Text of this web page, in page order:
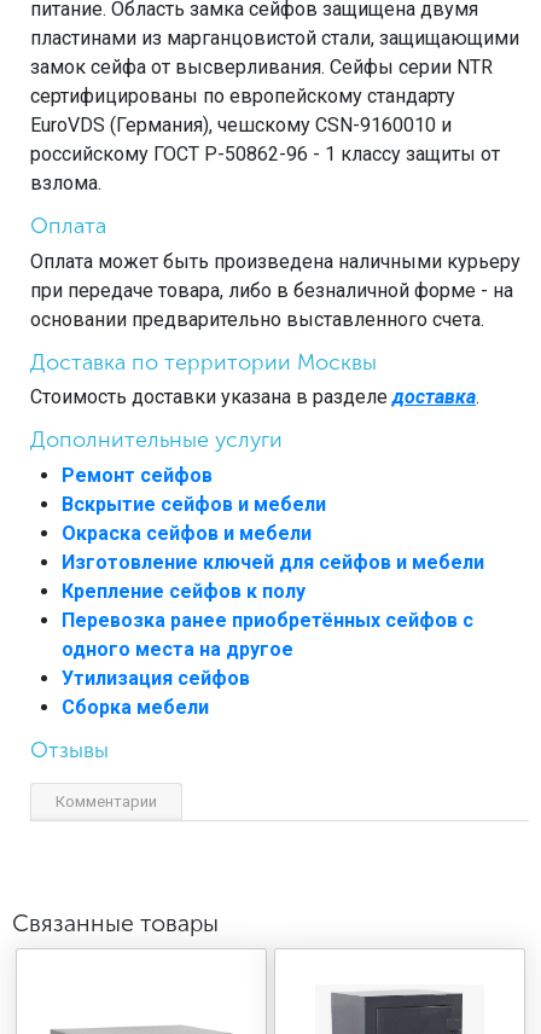
питание. Область замка сейфов защищена двумя
пластинами из марганцовистой стали, защищающими
замок сейфа от высверливания. Сейфы серии NTR
сертифицированы по европейскому стандарту
EuroVDS (Германия), чешскому CSN-9160010 и
российскому ГОСТ Р-50862-96 - 1 классу защиты от
взлома.
Оплата
Оплата может быть произведена наличными курьеру
при передаче товара, либо в безналичной форме - на
основании предварительно выставленного счета.
Доставка по территории Москвы
Стоимость доставки указана в разделедоставка.
Дополнительные услуги
Ремонт сейфов
Вскрытие сейфов и мебели
Окраска сейфов и мебели
Изготовление ключей для сейфов и мебели
Крепление сейфов к полу
Перевозка ранее приобретённых сейфов с
одного места на другое
Утилизация сейфов
Сборка мебели
Отзывы
Комментарии
Связанные товары